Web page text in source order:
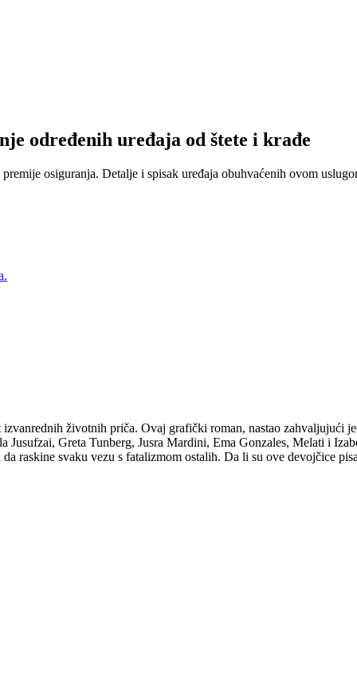
određenih uređaja od štete i krađe
osiguranja. Detalje i spisak uređaja obuhvaćenih ovom
životnih priča. Ovaj grafički roman, nastao zahvaljujući
Greta Tunberg, Jusra Mardini, Ema Gonzales, Melati i
raskine svaku vezu s fatalizmom ostalih. Da li su ove devojčice